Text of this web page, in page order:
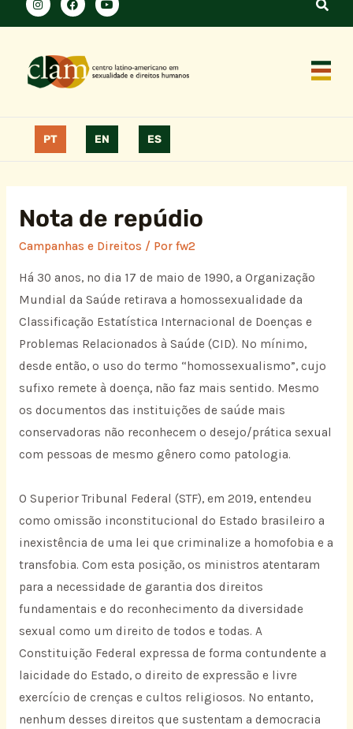
PT EN ES
Nota de repúdio
Campanhas e Direitos / Por fw2
Há 30 anos, no dia 17 de maio de 1990, a Organização
Mundial da Saúde retirava a homossexualidade da
Classificação Estatística Internacional de Doenças e
Problemas Relacionados à Saúde (CID). No mínimo,
desde então, o uso do termo “homossexualismo”, cujo
sufixo remete à doença, não faz mais sentido. Mesmo
os documentos das instituições de saúde mais
conservadoras não reconhecem o desejo/prática sexual
com pessoas de mesmo gênero como patologia.
O Superior Tribunal Federal (STF), em 2019, entendeu
como omissão inconstitucional do Estado brasileiro a
inexistência de uma lei que criminalize a homofobia e a
transfobia. Com esta posição, os ministros atentaram
para a necessidade de garantia dos direitos
fundamentais e do reconhecimento da diversidade
sexual como um direito de todos e todas. A
Constituição Federal expressa de forma contundente a
laicidade do Estado, o direito de expressão e livre
exercício de crenças e cultos religiosos. No entanto,
nenhum desses direitos que sustentam a democracia